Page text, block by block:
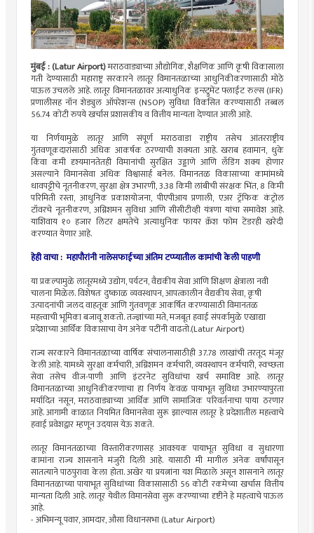
मुंबई : (Latur Airport)मराठवाड्याच्या औद्योगिक, शैक्षणिक आणि कृषी विकासाला
गती देण्यासाठी महाराष्ट्र सरकारने लातूर विमानतळाच्या आधुनिकीकरणासाठी मोठे
पाऊल उचलले आहे. लातूर विमानतळावर अत्याधुनिक इन्स्ट्रुमेंट फ्लाईट रुल्स (IFR)
प्रणालीसह नॉन शेड्युल ऑपरेशन्स (NSOP) सुविधा विकसित करण्यासाठी तब्बल
56.74 कोटी रुपये खर्चास प्रशासकीय व वित्तीय मान्यता देण्यात आली आहे.
या निर्णयामुळे लातूर आणि संपूर्ण मराठवाडा राष्ट्रीय तसेच आंतरराष्ट्रीय
गुंतवणूकदारांसाठी अधिक आकर्षक ठरण्याची शक्यता आहे. खराब हवामान, धुके
किंवा कमी दृश्यमानतेतही विमानांची सुरक्षित उड्डाणे आणि लँडिंग शक्य होणार
असल्याने विमानसेवा अधिक विश्वासार्ह बनेल. विमानतळ विकासाच्या कामांमध्ये
धावपट्टीचे नूतनीकरण, सुरक्षा क्षेत्र उभारणी, 3.38 किमी लांबीची संरक्षक भिंत, 8 किमी
परिमिती रस्ता, आधुनिक प्रकाशयोजना, पीएपीआय प्रणाली, एअर ट्रॅफिक कंट्रोल
टॉवरचे नूतनीकरण, अग्निशमन सुविधा आणि सीसीटीव्ही यंत्रणा यांचा समावेश आहे.
याशिवाय १० हजार लिटर क्षमतेचे अत्याधुनिक फायर क्रॅश फोम टेंडरही खरेदी
करण्यात येणार आहे.
हेही वाचा : महापौरांनी नालेसफाईच्या अंतिम टप्प्यातील कामांची केली पाहणी
या प्रकल्पामुळे लातूरमध्ये उद्योग, पर्यटन, वैद्यकीय सेवा आणि शिक्षण क्षेत्राला नवी
चालना मिळेल. विशेषतः दुष्काळ व्यवस्थापन, आपत्कालीन वैद्यकीय सेवा, कृषी
उत्पादनांची जलद वाहतूक आणि गुंतवणूक आकर्षित करण्यासाठी विमानतळ
महत्त्वाची भूमिका बजावू शकतो. तज्ज्ञांच्या मते, मजबूत हवाई संपर्कामुळे एखाद्या
प्रदेशाच्या आर्थिक विकासाचा वेग अनेक पटींनी वाढतो.(Latur Airport)
राज्य सरकारने विमानतळाच्या वार्षिक संचालनासाठीही 37.78 लाखांची तरतूद मंजूर
केली आहे. यामध्ये सुरक्षा कर्मचारी, अग्निशमन कर्मचारी, व्यवस्थापन कर्मचारी, स्वच्छता
सेवा तसेच वीज-पाणी आणि इंटरनेट सुविधांचा खर्च समाविष्ट आहे. लातूर
विमानतळाच्या आधुनिकीकरणाचा हा निर्णय केवळ पायाभूत सुविधा उभारण्यापुरता
मर्यादित नसून, मराठवाड्याच्या आर्थिक आणि सामाजिक परिवर्तनाचा पाया ठरणार
आहे. आगामी काळात नियमित विमानसेवा सुरू झाल्यास लातूर हे प्रदेशातील महत्त्वाचे
हवाई प्रवेशद्वार म्हणून उदयास येऊ शकते.
लातूर विमानतळाच्या विस्तारीकरणासह आवश्यक पायाभूत सुविधा व सुधारणा
कामांना राज्य शासनाने मंजुरी दिली आहे. यासाठी मी मागील अनेक वर्षांपासून
सातत्याने पाठपुरावा केला होता. अखेर या प्रयत्नांना यश मिळाले असून शासनाने लातूर
विमानतळाच्या पायाभूत सुविधांच्या विकासासाठी 56 कोटी रकमेच्या खर्चास वित्तीय
मान्यता दिली आहे. लातूर येथील विमानसेवा सुरू करण्याच्या दृष्टीने हे महत्वाचे पाऊल
आहे.
- अभिमन्यू पवार, आमदार, औसा विधानसभा (Latur Airport)